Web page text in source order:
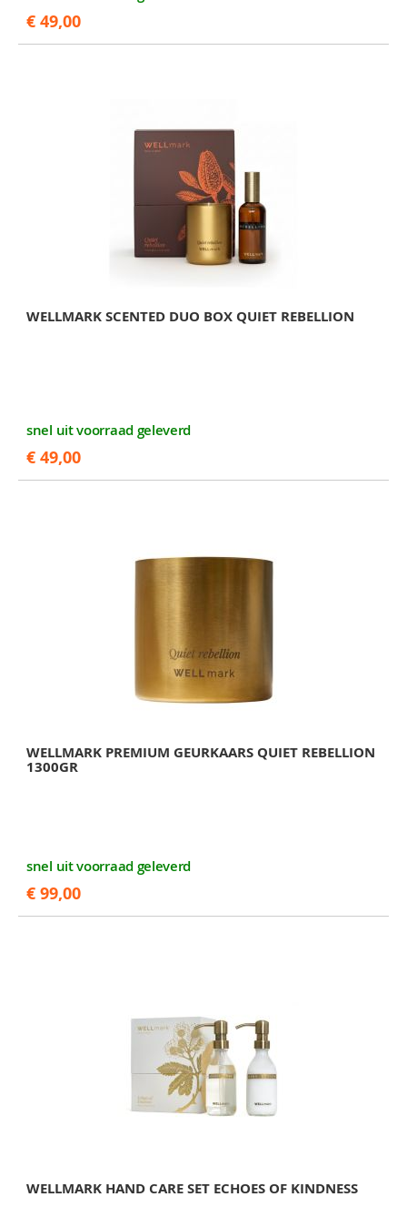
€ 49,00
WELLMARK SCENTED DUO BOX QUIET REBELLION
snel uit voorraad geleverd
€ 49,00
WELLMARK PREMIUM GEURKAARS QUIET REBELLION
1300GR
snel uit voorraad geleverd
€ 99,00
WELLMARK HAND CARE SET ECHOES OF KINDNESS